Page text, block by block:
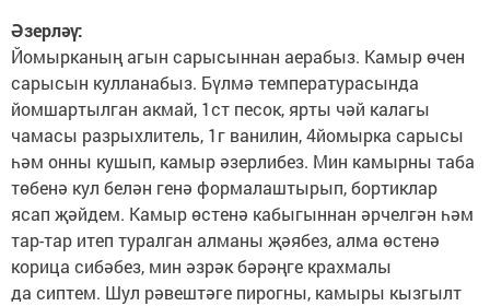
Әзерләү:
Йомырканың агын сарысыннан аерабыз. Камыр өчен
сарысын кулланабыз. Бүлмә температурасында
йомшартылган акмай, 1ст песок, ярты чәй калагы
чамасы разрыхлитель, 1г ванилин, 4йомырка сарысы
һәм онны кушып, камыр әзерлибез. Мин камырны таба
төбенә кул белән генә формалаштырып, бортиклар
ясап җәйдем. Камыр өстенә кабыгыннан әрчелгән һәм
тар-тар итеп туралган алманы җәябез, алма өстенә
корица сибәбез, мин әзрәк бәрәңге крахмалы
да сиптем. Шул рәвештәге пирогны, камыры кызгылт